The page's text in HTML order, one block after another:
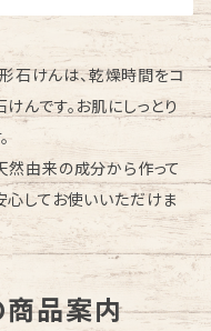
石けんは、乾燥時間をコ
んです。お肌にしっとり
然由来の成分から作って
心してお使いいただけま
品案内